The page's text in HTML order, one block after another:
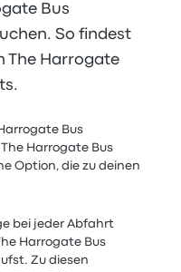
Bus
So findest
The Harrogate
Bus
Harrogate Bus
Option, die zu deinen
bei jeder Abfahrt
Harrogate Bus
Zu diesen